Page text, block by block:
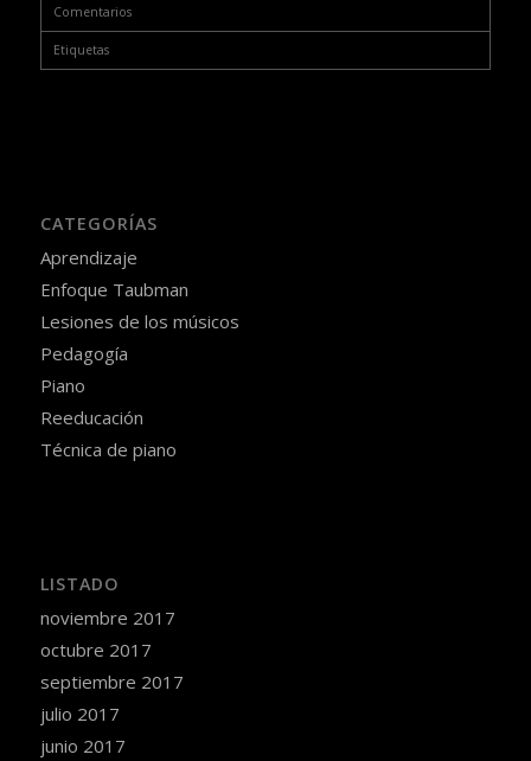
Comentarios
Etiquetas
CATEGORÍAS
Aprendizaje
Enfoque Taubman
Lesiones de los músicos
Pedagogía
Piano
Reeducación
Técnica de piano
LISTADO
noviembre 2017
octubre 2017
septiembre 2017
julio 2017
junio 2017